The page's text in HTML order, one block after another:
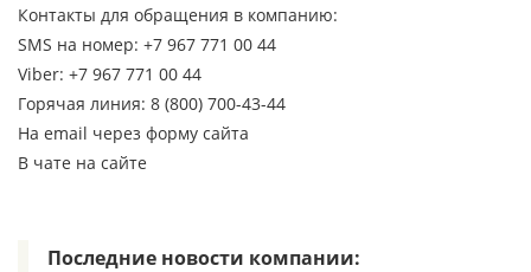
Контакты для обращения в компанию:
SMS на номер: +7 967 771 00 44
Viber: +7 967 771 00 44
Горячая линия: 8 (800) 700-43-44
На email через форму сайта
В чате на сайте
Последние новости компании: